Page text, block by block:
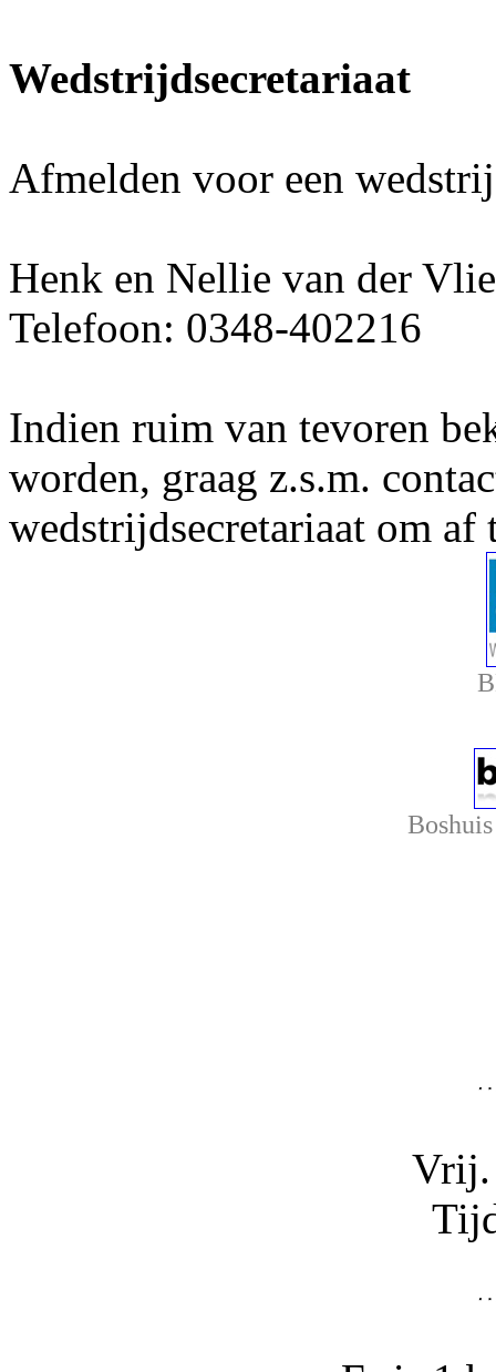
Wedstrijdsecretariaat
Afmelden voor een
Henk en Nellie van der
Telefoon: 0348-402216
Indien ruim van tevoren
worden, graag z.s.m.
wedstrijdsecretariaat om
Vrij.